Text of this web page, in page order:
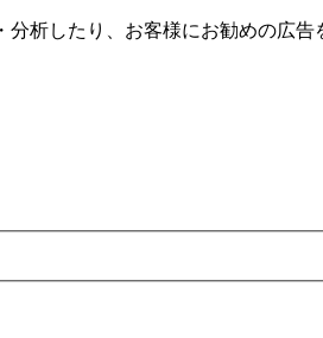
析したり、お客様にお勧めの広